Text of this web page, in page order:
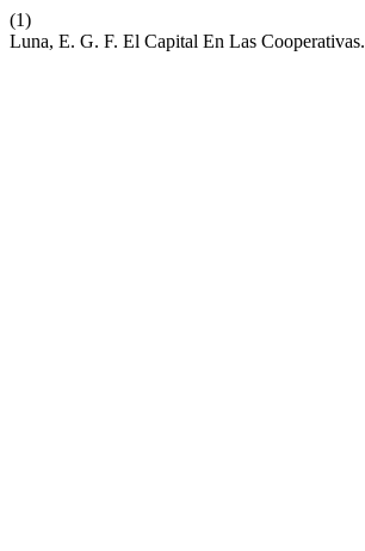
(1)
Luna, E. G. F. El Capital En Las Cooperativas.